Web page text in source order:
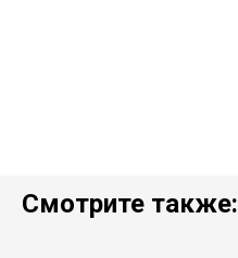
Смотрите также: